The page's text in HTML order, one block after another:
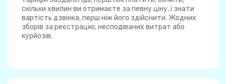
скільки хвилин ви отримаєте за певну ціну, і знати
вартість дзвінка, перш ніж його здійснити. Жодних
зборів за реєстрацію, несподіваних витрат або
курйозів.